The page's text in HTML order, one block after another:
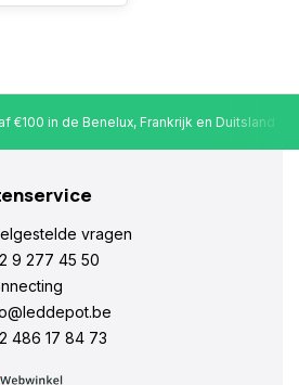
€100 in de Benelux, Frankrijk en Duitsland
vragen
9 277 45 50
486 17 84 73